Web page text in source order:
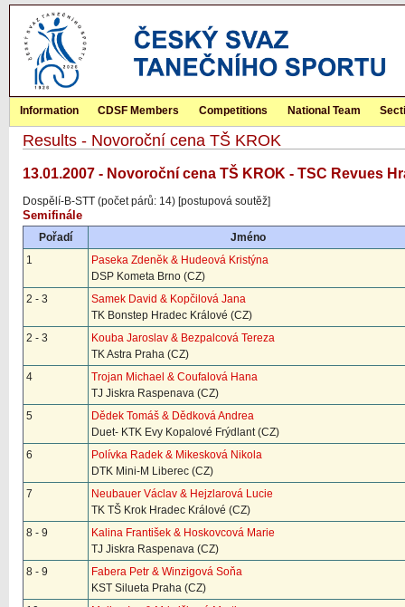
Information CDSF Members Competitions National Team
Results - Novoroční cena TŠ KROK
13.01.2007 - Novoroční cena TŠ KROK - TSC Revues
Dospělí-B-STT (počet párů: 14) [postupová soutěž]
Semifinále
Pořadí
Jméno
1
Paseka Zdeněk & Hudeová Kristýna
DSP Kometa Brno (CZ)
2 - 3
Samek David & Kopčilová Jana
TK Bonstep Hradec Králové (CZ)
2 - 3
Kouba Jaroslav & Bezpalcová Tereza
TK Astra Praha (CZ)
4
Trojan Michael & Coufalová Hana
TJ Jiskra Raspenava (CZ)
5
Dědek Tomáš & Dědková Andrea
Duet- KTK Evy Kopalové Frýdlant (CZ)
6
Polívka Radek & Mikesková Nikola
DTK Mini-M Liberec (CZ)
7
Neubauer Václav & Hejzlarová Lucie
TK TŠ Krok Hradec Králové (CZ)
8 - 9
Kalina František & Hoskovcová Marie
TJ Jiskra Raspenava (CZ)
8 - 9
Fabera Petr & Winzigová Soňa
KST Silueta Praha (CZ)